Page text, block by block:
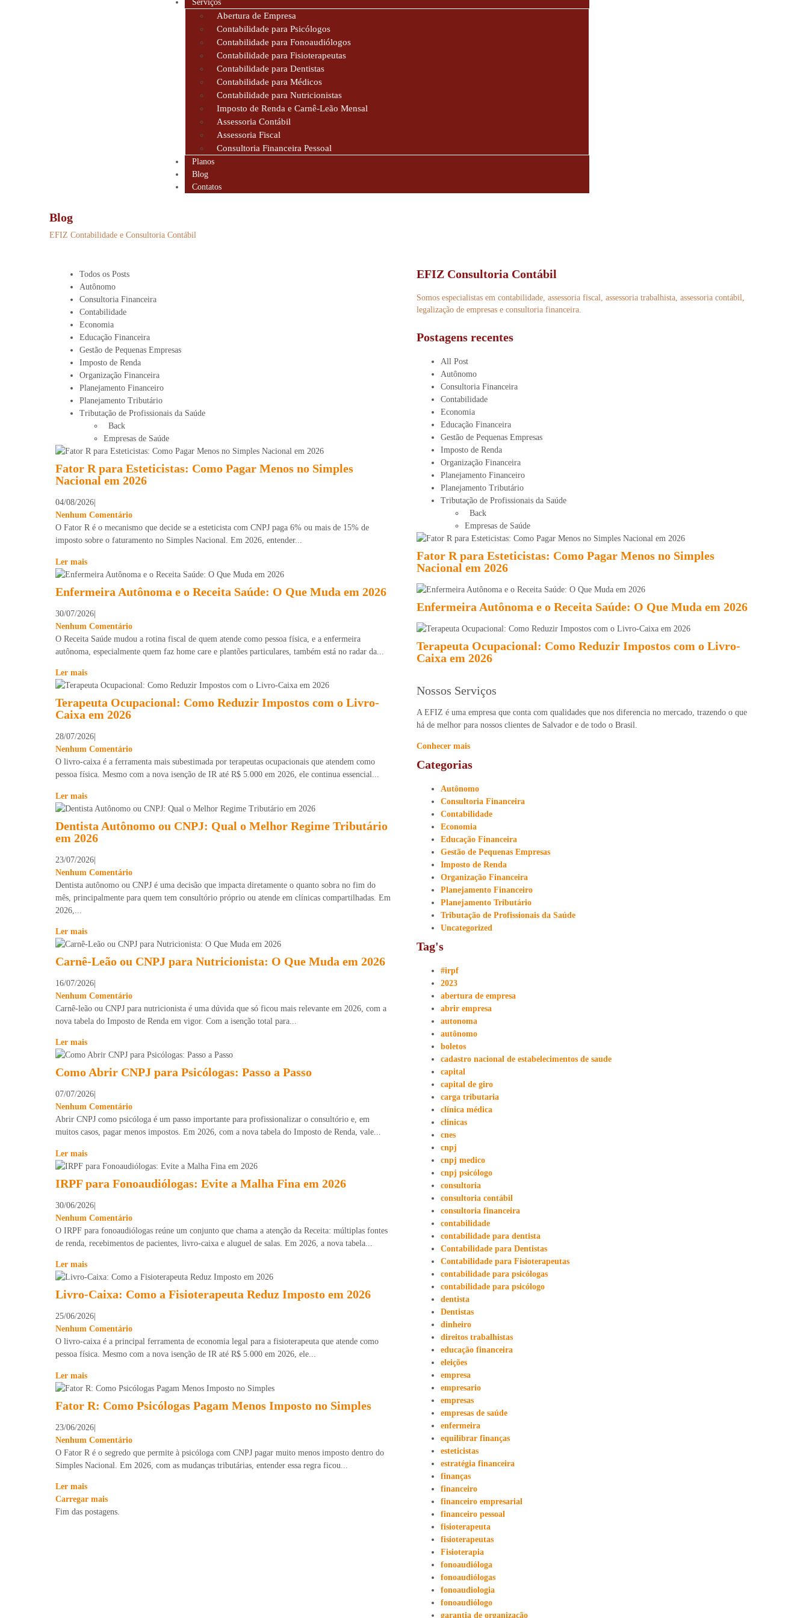
Serviços
Abertura de Empresa
Contabilidade para Psicólogos
Contabilidade para Fonoaudiólogos
Contabilidade para Fisioterapeutas
Contabilidade para Dentistas
Contabilidade para Médicos
Contabilidade para Nutricionistas
Imposto de Renda e Carnê-Leão Mensal
Assessoria Contábil
Assessoria Fiscal
Consultoria Financeira Pessoal
Planos
Blog
Contatos
Blog
EFIZ Contabilidade e Consultoria Contábil
Todos os Posts
Autônomo
Consultoria Financeira
Contabilidade
Economia
Educação Financeira
Gestão de Pequenas Empresas
Imposto de Renda
Organização Financeira
Planejamento Financeiro
Planejamento Tributário
Tributação de Profissionais da Saúde
Back
Empresas de Saúde
Fator R para Esteticistas: Como Pagar Menos no Simples
Nacional em 2026
04/08/2026
Nenhum Comentário
O Fator R é o mecanismo que decide se a esteticista com CNPJ paga 6% ou mais de 15% de
imposto sobre o faturamento no Simples Nacional. Em 2026, entender...
Ler mais
Enfermeira Autônoma e o Receita Saúde: O Que Muda em 2026
30/07/2026
Nenhum Comentário
O Receita Saúde mudou a rotina fiscal de quem atende como pessoa física, e a enfermeira
autônoma, especialmente quem faz home care e plantões particulares, também está no radar da...
Ler mais
Terapeuta Ocupacional: Como Reduzir Impostos com o Livro-
Caixa em 2026
28/07/2026
Nenhum Comentário
O livro-caixa é a ferramenta mais subestimada por terapeutas ocupacionais que atendem como
pessoa física. Mesmo com a nova isenção de IR até R$ 5.000 em 2026, ele continua essencial...
Ler mais
Dentista Autônomo ou CNPJ: Qual o Melhor Regime Tributário
em 2026
23/07/2026|
Nenhum Comentário
Dentista autônomo ou CNPJ é uma decisão que impacta diretamente o quanto sobra no fim do
mês, principalmente para quem tem consultório próprio ou atende em clínicas compartilhadas. Em
2026,...
Ler mais
Carnê-Leão ou CNPJ para Nutricionista: O Que Muda em 2026
16/07/2026
Nenhum Comentário
Carnê-leão ou CNPJ para nutricionista é uma dúvida que só ficou mais relevante em 2026, com a
nova tabela do Imposto de Renda em vigor. Com a isenção total para...
Ler mais
Como Abrir CNPJ para Psicólogas: Passo a Passo
07/07/2026
Nenhum Comentário
Abrir CNPJ como psicóloga é um passo importante para profissionalizar o consultório e, em
muitos casos, pagar menos impostos. Em 2026, com a nova tabela do Imposto de Renda, vale...
Ler mais
IRPF para Fonoaudiólogas: Evite a Malha Fina em 2026
30/06/2026|
Nenhum Comentário
O IRPF para fonoaudiólogas reúne um conjunto que chama a atenção da Receita: múltiplas fontes
de renda, recebimentos de pacientes, livro-caixa e aluguel de salas. Em 2026, a nova tabela...
Ler mais
Livro-Caixa: Como a Fisioterapeuta Reduz Imposto em 2026
25/06/2026
Nenhum Comentário
O livro-caixa é a principal ferramenta de economia legal para a fisioterapeuta que atende como
pessoa física. Mesmo com a nova isenção de IR até R$ 5.000 em 2026, ele...
Ler mais
Fator R: Como Psicólogas Pagam Menos Imposto no Simples
23/06/2026|
Nenhum Comentário
O Fator R é o segredo que permite à psicóloga com CNPJ pagar muito menos imposto dentro do
Simples Nacional. Em 2026, com as mudanças tributárias, entender essa regra ficou...
Ler mais
Carregar mais
Fim das postagens.
EFIZ Consultoria Contábil
Somos especialistas em contabilidade, assessoria fiscal, assessoria trabalhista, assessoria contábil,
legalização de empresas e consultoria financeira.
Postagens recentes
All Post
Autônomo
Consultoria Financeira
Contabilidade
Economia
Educação Financeira
Gestão de Pequenas Empresas
Imposto de Renda
Organização Financeira
Planejamento Financeiro
Planejamento Tributário
Tributação de Profissionais da Saúde
Back
Empresas de Saúde
Fator R para Esteticistas: Como Pagar Menos no Simples
Nacional em 2026
Enfermeira Autônoma e o Receita Saúde: O Que Muda em 2026
Terapeuta Ocupacional: Como Reduzir Impostos com o Livro-
Caixa em 2026
Nossos Serviços
A EFIZ é uma empresa que conta com qualidades que nos diferencia no mercado, trazendo o que
há de melhor para nossos clientes de Salvador e de todo o Brasil.
Conhecer mais
Categorias
Autônomo
Consultoria Financeira
Contabilidade
Economia
Educação Financeira
Gestão de Pequenas Empresas
Imposto de Renda
Organização Financeira
Planejamento Financeiro
Planejamento Tributário
Tributação de Profissionais da Saúde
Uncategorized
Tag's
#irpf
2023
abertura de empresa
abrir empresa
autonoma
autônomo
boletos
cadastro nacional de estabelecimentos de saude
capital
capital de giro
carga tributaria
clínica médica
clinicas
cnes
cnpj
cnpj medico
cnpj psicólogo
consultoria
consultoria contábil
consultoria financeira
contabilidade
contabilidade para dentista
Contabilidade para Dentistas
Contabilidade para Fisioterapeutas
contabilidade para psicólogas
contabilidade para psicólogo
dentista
Dentistas
dinheiro
direitos trabalhistas
educação financeira
eleições
empresa
empresario
empresas
empresas de saúde
enfermeira
equilibrar finanças
esteticistas
estratégia financeira
finanças
financeiro
financeiro empresarial
financeiro pessoal
fisioterapeuta
fisioterapeutas
Fisioterapia
fonoaudióloga
fonoaudiólogas
fonoaudiologia
fonoaudiólogo
garantia de organização